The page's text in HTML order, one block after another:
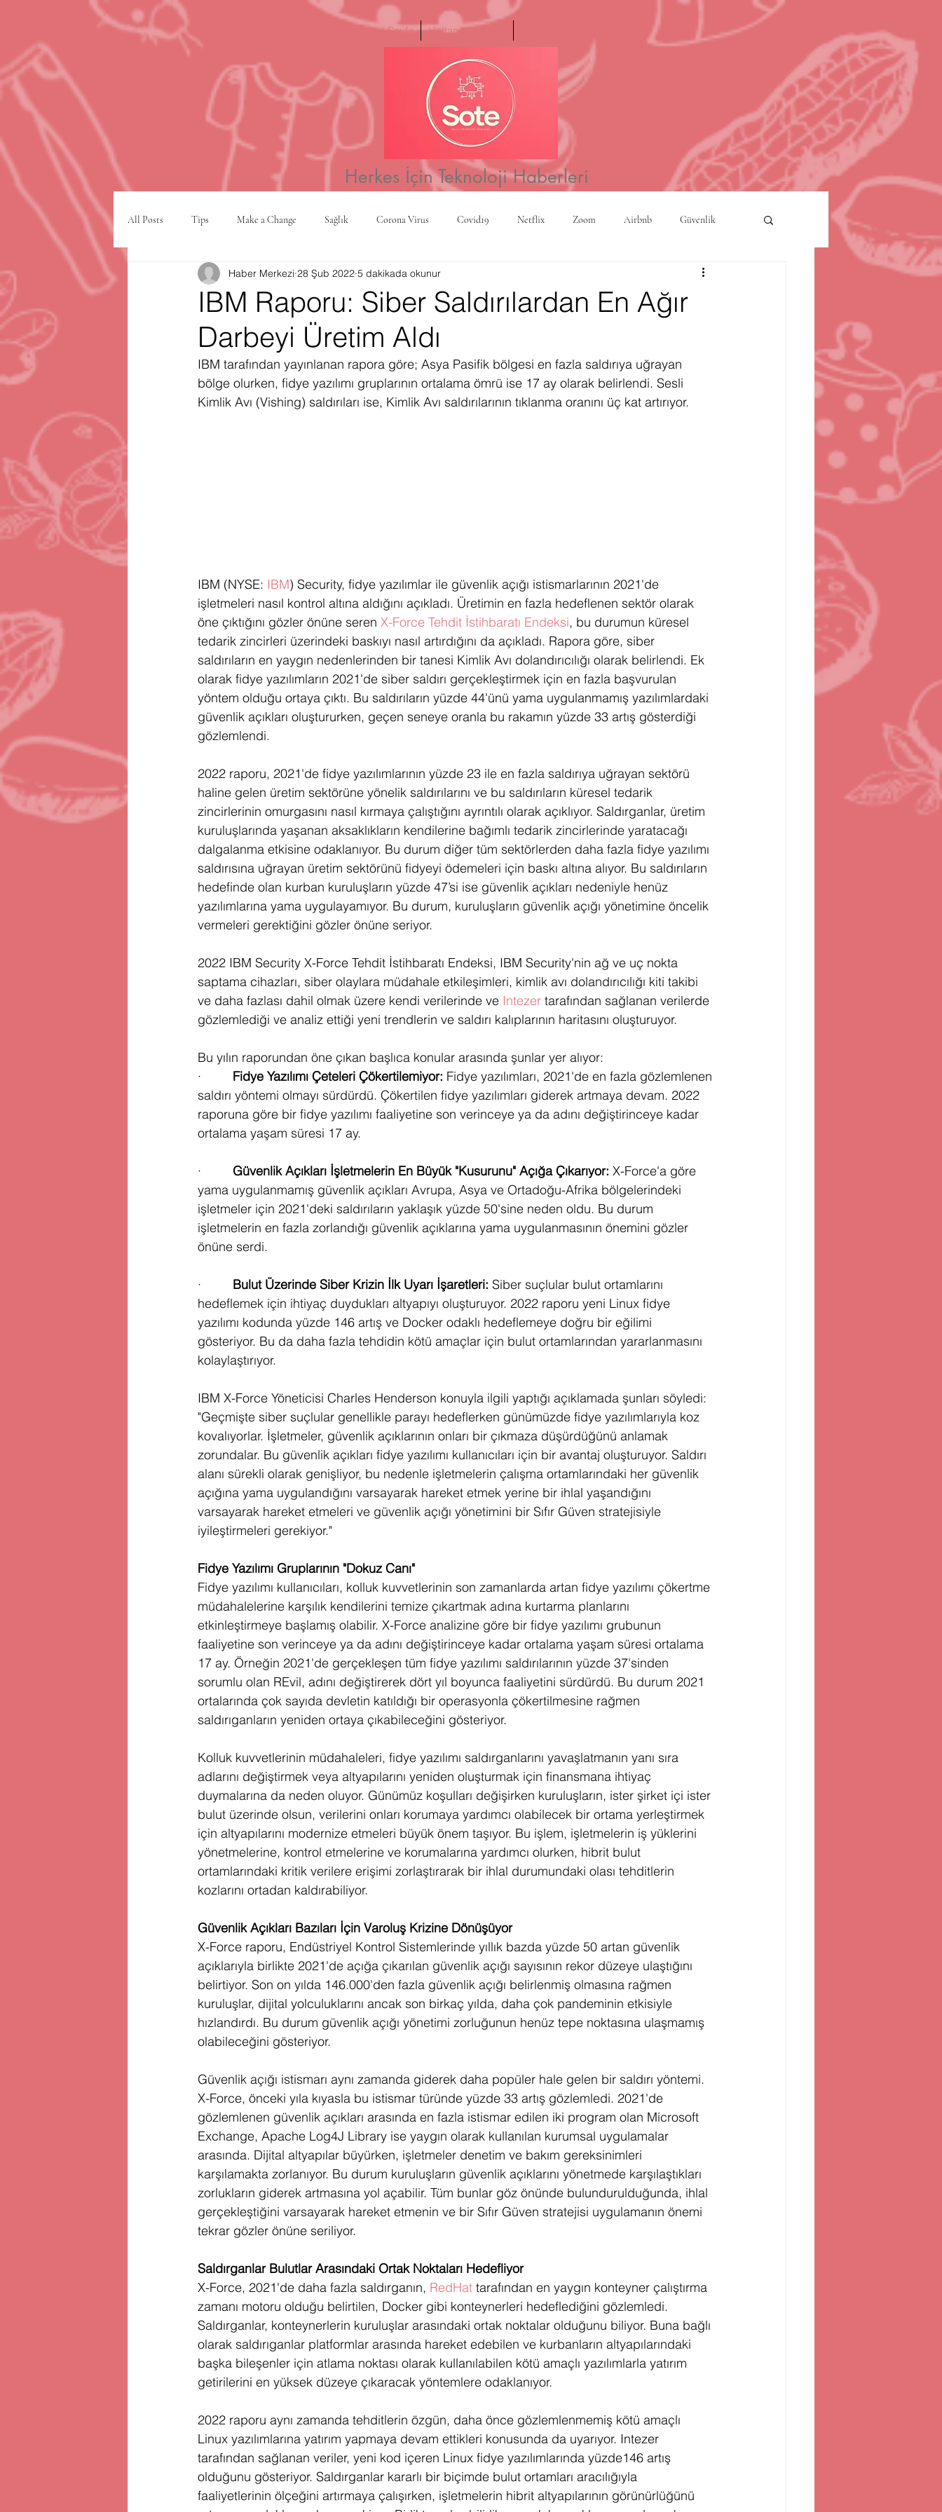
Ana Sayfa Haftanın Videosu
Herkes İçin Teknoloji Haberleri
All Posts Tips Make a Change Sağlık Corona Virus Covid19 Netflix Zoom Airbnb Güvenlik
VPN şehir planlama Yapay Zeka Kripto Para Akıllı Şehirler
Firma Satınalma Hediye Çekilişi Fintech
Avrupa Birliği Enerji Pazar Araştırması
IBM Raporu: Siber Saldırılardan En Ağır
Darbeyi Üretim Aldı
Haber Merkezi 28 Şub 2022 5 dakikada okunur
IBM tarafından yayınlanan rapora göre; Asya Pasifik bölgesi en fazla saldırıya uğrayan
bölge olurken, fidye yazılımı gruplarının ortalama ömrü ise 17 ay olarak belirlendi. Sesli
Kimlik Avı (Vishing) saldırıları ise, Kimlik Avı saldırılarının tıklanma oranını üç kat artırıyor.
IBM (NYSE: IBM) Security, fidye yazılımlar ile güvenlik açığı istismarlarının 2021'de
işletmeleri nasıl kontrol altına aldığını açıkladı. Üretimin en fazla hedeflenen sektör olarak
öne çıktığını gözler önüne seren X-Force Tehdit İstihbaratı Endeksi, bu durumun küresel
tedarik zincirleri üzerindeki baskıyı nasıl artırdığını da açıkladı. Rapora göre, siber
saldırıların en yaygın nedenlerinden bir tanesi Kimlik Avı dolandırıcılığı olarak belirlendi. Ek
olarak fidye yazılımların 2021'de siber saldırı gerçekleştirmek için en fazla başvurulan
yöntem olduğu ortaya çıktı. Bu saldırıların yüzde 44'ünü yama uygulanmamış yazılımlardaki
güvenlik açıkları oluştururken, geçen seneye oranla bu rakamın yüzde 33 artış gösterdiği
gözlemlendi.
2022 raporu, 2021'de fidye yazılımlarının yüzde 23 ile en fazla saldırıya uğrayan sektörü
haline gelen üretim sektörüne yönelik saldırılarını ve bu saldırıların küresel tedarik
zincirlerinin omurgasını nasıl kırmaya çalıştığını ayrıntılı olarak açıklıyor. Saldırganlar, üretim
kuruluşlarında yaşanan aksaklıkların kendilerine bağımlı tedarik zincirlerinde yaratacağı
dalgalanma etkisine odaklanıyor. Bu durum diğer tüm sektörlerden daha fazla fidye yazılımı
saldırısına uğrayan üretim sektörünü fidyeyi ödemeleri için baskı altına alıyor. Bu saldırıların
hedefinde olan kurban kuruluşların yüzde 47’si ise güvenlik açıkları nedeniyle henüz
yazılımlarına yama uygulayamıyor. Bu durum, kuruluşların güvenlik açığı yönetimine öncelik
vermeleri gerektiğini gözler önüne seriyor.
2022 IBM Security X-Force Tehdit İstihbaratı Endeksi, IBM Security'nin ağ ve uç nokta
saptama cihazları, siber olaylara müdahale etkileşimleri, kimlik avı dolandırıcılığı kiti takibi
ve daha fazlası dahil olmak üzere kendi verilerinde ve Intezer tarafından sağlanan verilerde
gözlemlediği ve analiz ettiği yeni trendlerin ve saldırı kalıplarının haritasını oluşturuyor.
Bu yılın raporundan öne çıkan başlıca konular arasında şunlar yer alıyor:
· Fidye Yazılımı Çeteleri Çökertilemiyor: Fidye yazılımları, 2021'de en fazla gözlemlenen
saldırı yöntemi olmayı sürdürdü. Çökertilen fidye yazılımları giderek artmaya devam. 2022
raporuna göre bir fidye yazılımı faaliyetine son verinceye ya da adını değiştirinceye kadar
ortalama yaşam süresi 17 ay.
· Güvenlik Açıkları İşletmelerin En Büyük "Kusurunu" Açığa Çıkarıyor: X-Force'a göre
yama uygulanmamış güvenlik açıkları Avrupa, Asya ve Ortadoğu-Afrika bölgelerindeki
işletmeler için 2021'deki saldırıların yaklaşık yüzde 50'sine neden oldu. Bu durum
işletmelerin en fazla zorlandığı güvenlik açıklarına yama uygulanmasının önemini gözler
önüne serdi.
· Bulut Üzerinde Siber Krizin İlk Uyarı İşaretleri: Siber suçlular bulut ortamlarını
hedeflemek için ihtiyaç duydukları altyapıyı oluşturuyor. 2022 raporu yeni Linux fidye
yazılımı kodunda yüzde 146 artış ve Docker odaklı hedeflemeye doğru bir eğilimi
gösteriyor. Bu da daha fazla tehdidin kötü amaçlar için bulut ortamlarından yararlanmasını
kolaylaştırıyor.
IBM X-Force Yöneticisi Charles Henderson konuyla ilgili yaptığı açıklamada şunları söyledi:
"Geçmişte siber suçlular genellikle parayı hedeflerken günümüzde fidye yazılımlarıyla koz
kovalıyorlar. İşletmeler, güvenlik açıklarının onları bir çıkmaza düşürdüğünü anlamak
zorundalar. Bu güvenlik açıkları fidye yazılımı kullanıcıları için bir avantaj oluşturuyor. Saldırı
alanı sürekli olarak genişliyor, bu nedenle işletmelerin çalışma ortamlarındaki her güvenlik
açığına yama uygulandığını varsayarak hareket etmek yerine bir ihlal yaşandığını
varsayarak hareket etmeleri ve güvenlik açığı yönetimini bir Sıfır Güven stratejisiyle
iyileştirmeleri gerekiyor."
Fidye Yazılımı Gruplarının "Dokuz Canı"
Fidye yazılımı kullanıcıları, kolluk kuvvetlerinin son zamanlarda artan fidye yazılımı çökertme
müdahalelerine karşılık kendilerini temize çıkartmak adına kurtarma planlarını
etkinleştirmeye başlamış olabilir. X-Force analizine göre bir fidye yazılımı grubunun
faaliyetine son verinceye ya da adını değiştirinceye kadar ortalama yaşam süresi ortalama
17 ay. Örneğin 2021'de gerçekleşen tüm fidye yazılımı saldırılarının yüzde 37'sinden
sorumlu olan REvil, adını değiştirerek dört yıl boyunca faaliyetini sürdürdü. Bu durum 2021
ortalarında çok sayıda devletin katıldığı bir operasyonla çökertilmesine rağmen
saldırıganların yeniden ortaya çıkabileceğini gösteriyor.
Kolluk kuvvetlerinin müdahaleleri, fidye yazılımı saldırganlarını yavaşlatmanın yanı sıra
adlarını değiştirmek veya altyapılarını yeniden oluşturmak için finansmana ihtiyaç
duymalarına da neden oluyor. Günümüz koşulları değişirken kuruluşların, ister şirket içi ister
bulut üzerinde olsun, verilerini onları korumaya yardımcı olabilecek bir ortama yerleştirmek
için altyapılarını modernize etmeleri büyük önem taşıyor. Bu işlem, işletmelerin iş yüklerini
yönetmelerine, kontrol etmelerine ve korumalarına yardımcı olurken, hibrit bulut
ortamlarındaki kritik verilere erişimi zorlaştırarak bir ihlal durumundaki olası tehditlerin
kozlarını ortadan kaldırabiliyor.
Güvenlik Açıkları Bazıları İçin Varoluş Krizine Dönüşüyor
X-Force raporu, Endüstriyel Kontrol Sistemlerinde yıllık bazda yüzde 50 artan güvenlik
açıklarıyla birlikte 2021'de açığa çıkarılan güvenlik açığı sayısının rekor düzeye ulaştığını
belirtiyor. Son on yılda 146.000'den fazla güvenlik açığı belirlenmiş olmasına rağmen
kuruluşlar, dijital yolculuklarını ancak son birkaç yılda, daha çok pandeminin etkisiyle
hızlandırdı. Bu durum güvenlik açığı yönetimi zorluğunun henüz tepe noktasına ulaşmamış
olabileceğini gösteriyor.
Güvenlik açığı istismarı aynı zamanda giderek daha popüler hale gelen bir saldırı yöntemi.
X-Force, önceki yıla kıyasla bu istismar türünde yüzde 33 artış gözlemledi. 2021'de
gözlemlenen güvenlik açıkları arasında en fazla istismar edilen iki program olan Microsoft
Exchange, Apache Log4J Library ise yaygın olarak kullanılan kurumsal uygulamalar
arasında. Dijital altyapılar büyürken, işletmeler denetim ve bakım gereksinimleri
karşılamakta zorlanıyor. Bu durum kuruluşların güvenlik açıklarını yönetmede karşılaştıkları
zorlukların giderek artmasına yol açabilir. Tüm bunlar göz önünde bulundurulduğunda, ihlal
gerçekleştiğini varsayarak hareket etmenin ve bir Sıfır Güven stratejisi uygulamanın önemi
tekrar gözler önüne seriliyor.
Saldırganlar Bulutlar Arasındaki Ortak Noktaları Hedefliyor
X-Force, 2021'de daha fazla saldırganın, RedHat tarafından en yaygın konteyner çalıştırma
zamanı motoru olduğu belirtilen, Docker gibi konteynerleri hedeflediğini gözlemledi.
Saldırganlar, konteynerlerin kuruluşlar arasındaki ortak noktalar olduğunu biliyor. Buna bağlı
olarak saldırıganlar platformlar arasında hareket edebilen ve kurbanların altyapılarındaki
başka bileşenler için atlama noktası olarak kullanılabilen kötü amaçlı yazılımlarla yatırım
getirilerini en yüksek düzeye çıkaracak yöntemlere odaklanıyor.
2022 raporu aynı zamanda tehditlerin özgün, daha önce gözlemlenmemiş kötü amaçlı
Linux yazılımlarına yatırım yapmaya devam ettikleri konusunda da uyarıyor. Intezer
tarafından sağlanan veriler, yeni kod içeren Linux fidye yazılımlarında yüzde146 artış
olduğunu gösteriyor. Saldırganlar kararlı bir biçimde bulut ortamları aracılığıyla
faaliyetlerinin ölçeğini artırmaya çalışırken, işletmelerin hibrit altyapılarının görünürlüğünü